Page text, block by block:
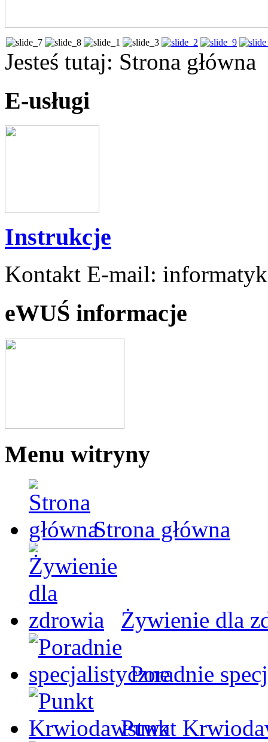
Jesteś tutaj: Strona główna
E-usługi
Instrukcje
Kontakt E-mail:
eWUŚ informacje
Menu witryny
Strona główna
Żywienie dla
Poradnie
Punkt